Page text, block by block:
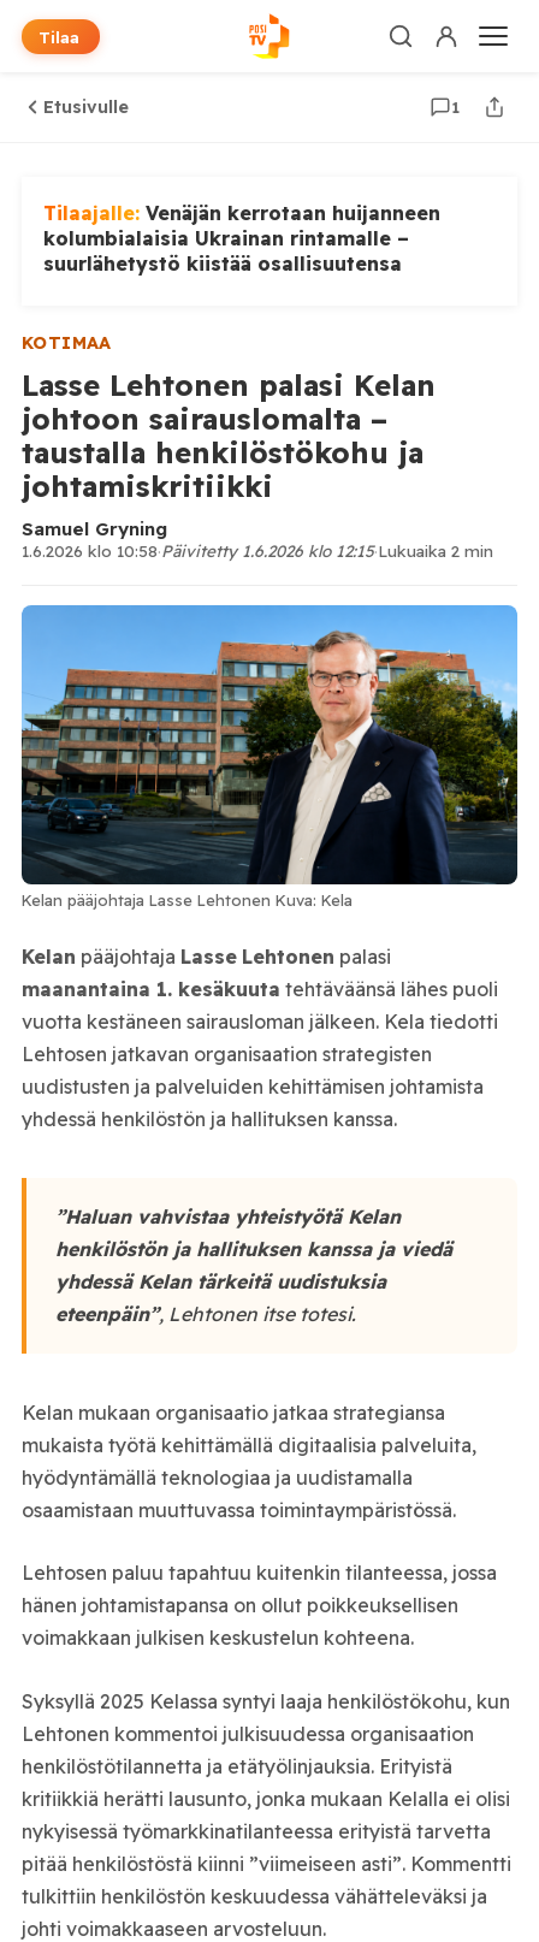
Tilaa
Etusivulle 1
Tilaajalle: Venäjän kerrotaan huijanneen
kolumbialaisia Ukrainan rintamalle –
suurlähetystö kiistää osallisuutensa
KOTIMAA
Lasse Lehtonen palasi Kelan
johtoon sairauslomalta –
taustalla henkilöstökohu ja
johtamiskritiikki
Samuel Gryning
1.6.2026 klo 10:58·Päivitetty 1.6.2026 klo 12:15·Lukuaika 2 min
Kelan pääjohtaja Lasse Lehtonen Kuva: Kela
Kelan pääjohtaja Lasse Lehtonen palasi
maanantaina 1. kesäkuuta tehtäväänsä lähes puoli
vuotta kestäneen sairausloman jälkeen. Kela tiedotti
Lehtosen jatkavan organisaation strategisten
uudistusten ja palveluiden kehittämisen johtamista
yhdessä henkilöstön ja hallituksen kanssa.
”Haluan vahvistaa yhteistyötä Kelan
henkilöstön ja hallituksen kanssa ja viedä
yhdessä Kelan tärkeitä uudistuksia
eteenpäin”, Lehtonen itse totesi.
Kelan mukaan organisaatio jatkaa strategiansa
mukaista työtä kehittämällä digitaalisia palveluita,
hyödyntämällä teknologiaa ja uudistamalla
osaamistaan muuttuvassa toimintaympäristössä.
Lehtosen paluu tapahtuu kuitenkin tilanteessa, jossa
hänen johtamistapansa on ollut poikkeuksellisen
voimakkaan julkisen keskustelun kohteena.
Syksyllä 2025 Kelassa syntyi laaja henkilöstökohu, kun
Lehtonen kommentoi julkisuudessa organisaation
henkilöstötilannetta ja etätyölinjauksia. Erityistä
kritiikkiä herätti lausunto, jonka mukaan Kelalla ei olisi
nykyisessä työmarkkinatilanteessa erityistä tarvetta
pitää henkilöstöstä kiinni ”viimeiseen asti”. Kommentti
tulkittiin henkilöstön keskuudessa vähätteleväksi ja
johti voimakkaaseen arvosteluun.